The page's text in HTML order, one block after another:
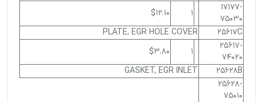
17177-
75030
1
$12.10
25617C
PLATE, EGR HOLE COVER
25617-
74020
1
$3.80
25628B
GASKET, EGR INLET
25628-
75010